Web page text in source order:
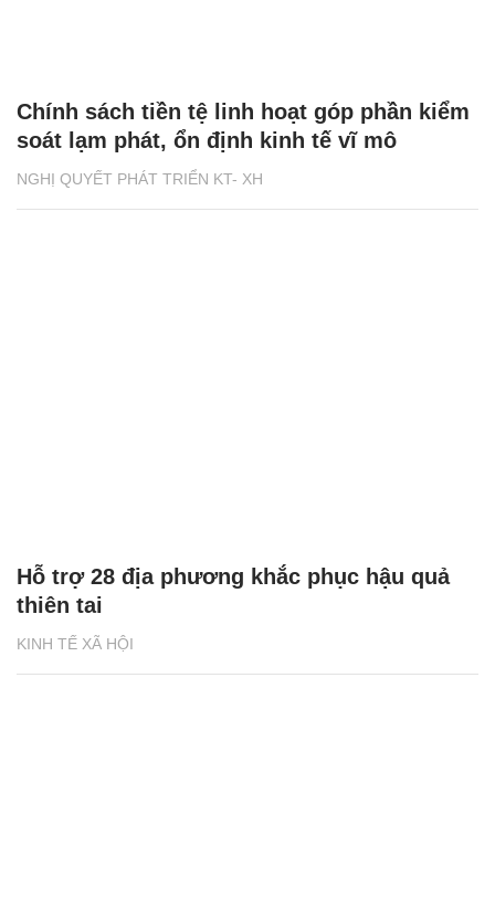
NGHỊ QUYẾT PHÁT TRIỂN KT- XH
Chính sách tiền tệ linh hoạt góp phần kiểm
soát lạm phát, ổn định kinh tế vĩ mô
KINH TẾ XÃ HỘI
Hỗ trợ 28 địa phương khắc phục hậu quả
thiên tai